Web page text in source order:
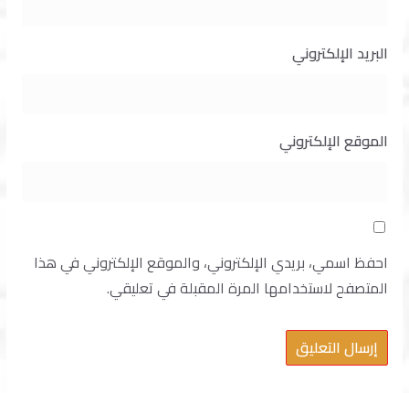
البريد الإلكتروني
الموقع الإلكتروني
احفظ اسمي، بريدي الإلكتروني، والموقع الإلكتروني في هذا
المتصفح لاستخدامها المرة المقبلة في تعليقي.